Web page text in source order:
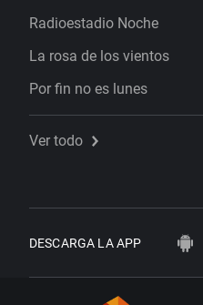
Radioestadio Noche
La rosa de los vientos
Por fin no es lunes
Ver todo
DESCARGA LA APP